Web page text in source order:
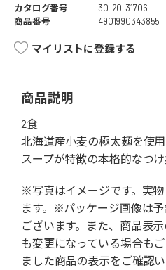
カタログ番号
30-20-31706
商品番号
4901990343855
マイリストに登録する
商品説明
2食
北海道産小麦の極太麺を使
スープが特徴の本格的なつけ
※写真はイメージです。実
ます。※パッケージ画像は
ございます。また、商品表
も変更になっている場合も
ました商品の表示をご確認